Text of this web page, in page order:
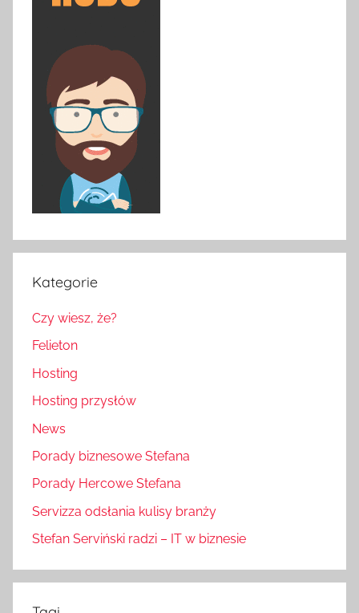
Kategorie
Czy wiesz, że?
Felieton
Hosting
Hosting przysłów
News
Porady biznesowe Stefana
Porady Hercowe Stefana
Servizza odsłania kulisy branży
Stefan Serviński radzi – IT w biznesie